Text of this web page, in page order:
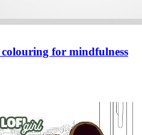
for mindfulness